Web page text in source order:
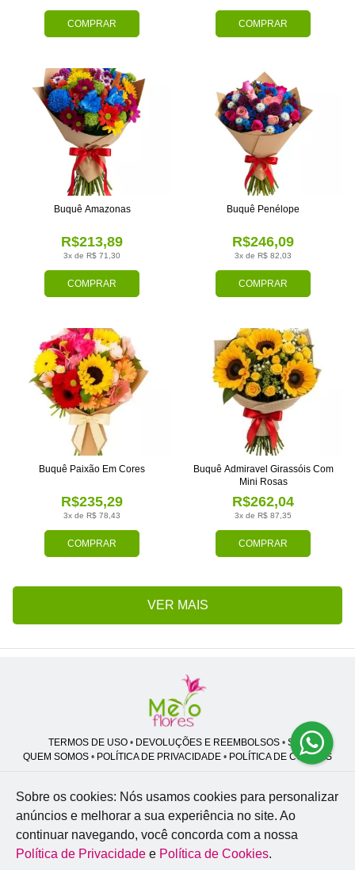
COMPRAR COMPRAR
COMPRAR
3x de R$ 71,30
R$213,89
Buquê Amazonas
COMPRAR
3x de R$ 82,03
R$246,09
Buquê Penélope
COMPRAR
3x de R$ 78,43
R$235,29
Buquê Paixão Em Cores
COMPRAR
3x de R$ 87,35
R$262,04
Buquê Admiravel Girassóis Com
Mini Rosas
VER MAIS
TERMOS DE USO• DEVOLUÇÕES E REEMBOLSOS• SAC
QUEM SOMOS • POLÍTICA DE PRIVACIDADE • POLÍTICA DE COOKIES
Melo Flores | CNPJ: 27.662.413/0001-98
Professor José Lourenço - Travessa cinco, 27 - Vila Zat - São Paulo - SP -
02.977-020
Sobre os cookies: Nós usamos cookies para personalizar
anúncios e melhorar a sua experiência no site. Ao
continuar navegando, você concorda com a nossa
Política de Privacidade e Política de Cookies.